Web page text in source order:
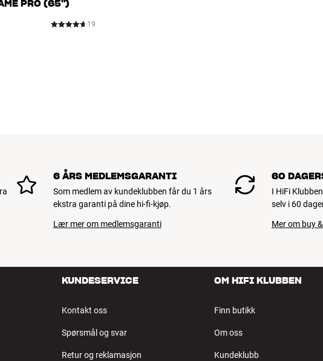
PRO (65")
19
6 ÅRS MEDLEMSGARANTI
Som medlem av kundeklubben får du 1 års
ekstra garanti på dine hi-fi-kjøp.
Lær mer om medlemsgaranti
60
I HiFi
selv i 60
Mer om buy
KUNDESERVICE
Kontakt oss
Spørsmål og svar
Retur og reklamasjon
OM HIFI KLUBBEN
Finn butikk
Om oss
Kundeklubb